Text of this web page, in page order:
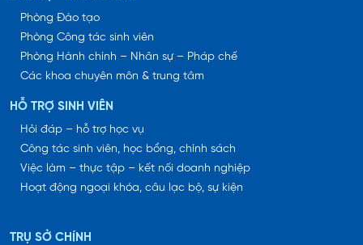
Phòng Đào tạo
Phòng Công tác sinh viên
Phòng Hành chính – Nhân sự – Pháp chế
Các khoa chuyên môn & trung tâm
HỖ TRỢ SINH VIÊN
Hỏi đáp – hỗ trợ học vụ
Công tác sinh viên, học bổng, chính sách
Việc làm – thực tập – kết nối doanh nghiệp
Hoạt động ngoại khóa, câu lạc bộ, sự kiện
TRỤ SỞ CHÍNH